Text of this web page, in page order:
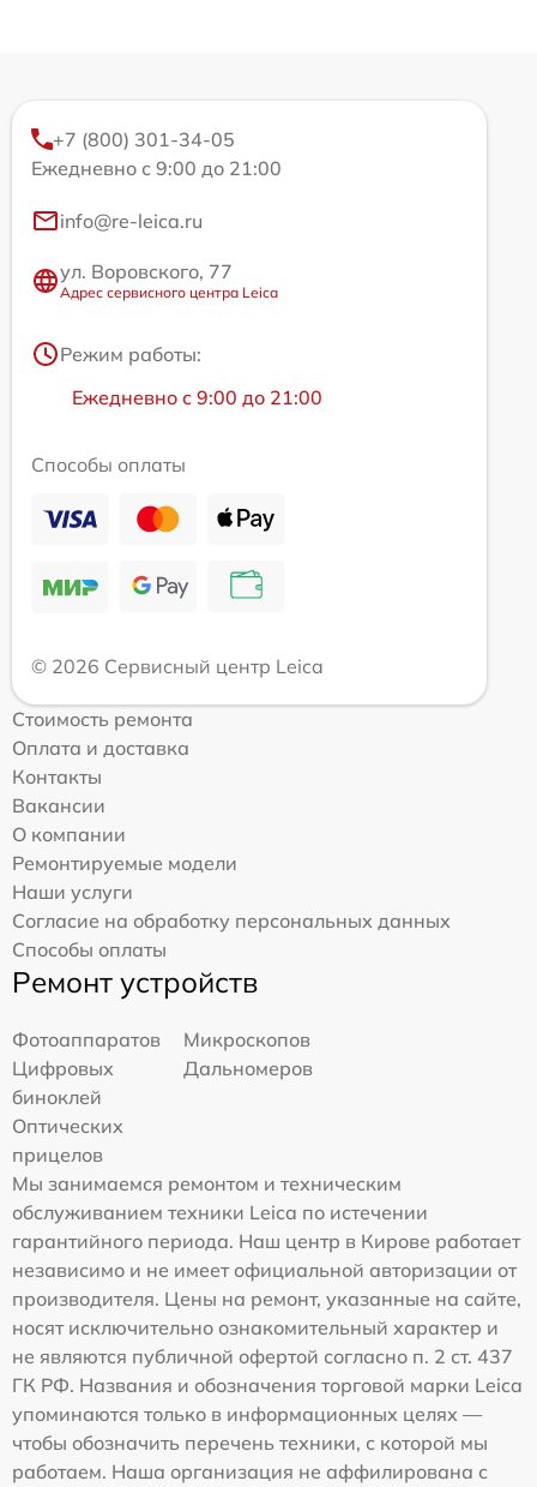
+7 (800) 301-34-05
Ежедневно с 9:00 до 21:00
info@re-leica.ru
ул. Воровского, 77
Адрес сервисного центра Leica
Режим работы:
Ежедневно с 9:00 до 21:00
Способы оплаты
© 2026 Сервисный центр Leica
Стоимость ремонта
Оплата и доставка
Контакты
Вакансии
О компании
Ремонтируемые модели
Наши услуги
Согласие на обработку персональных данных
Способы оплаты
Ремонт устройств
Фотоаппаратов
Микроскопов
Цифровых
биноклей
Дальномеров
Оптических
прицелов
Мы занимаемся ремонтом и техническим
обслуживанием техники Leica по истечении
гарантийного периода. Наш центр в Кирове работает
независимо и не имеет официальной авторизации от
производителя. Цены на ремонт, указанные на сайте,
носят исключительно ознакомительный характер и
не являются публичной офертой согласно п. 2 ст. 437
ГК РФ. Названия и обозначения торговой марки Leica
упоминаются только в информационных целях —
чтобы обозначить перечень техники, с которой мы
работаем. Наша организация не аффилирована с